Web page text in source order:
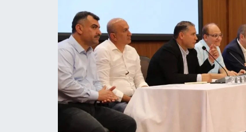
Sürmanşet
Teknoloji